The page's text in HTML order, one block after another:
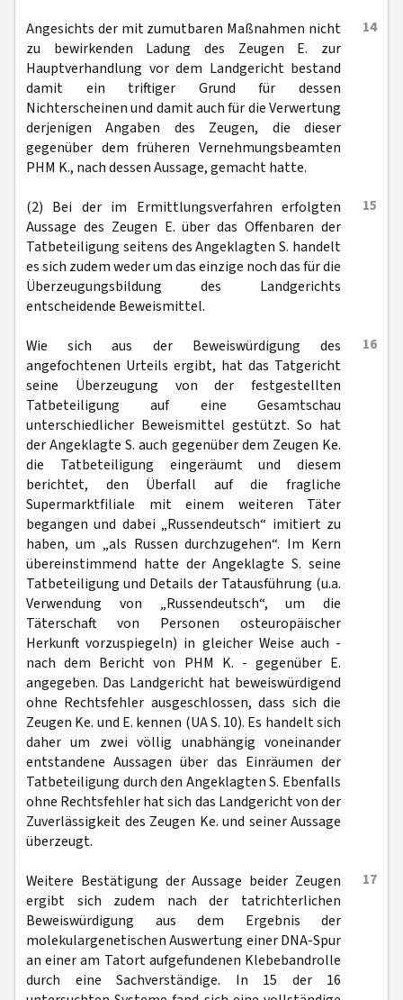
14
Angesichts der mit zumutbaren Maßnahmen nicht
zu bewirkenden Ladung des Zeugen E. zur
Hauptverhandlung vor dem Landgericht bestand
damit ein triftiger Grund für dessen
Nichterscheinen und damit auch für die Verwertung
derjenigen Angaben des Zeugen, die dieser
gegenüber dem früheren Vernehmungsbeamten
PHM K., nach dessen Aussage, gemacht hatte.
15
(2) Bei der im Ermittlungsverfahren erfolgten
Aussage des Zeugen E. über das Offenbaren der
Tatbeteiligung seitens des Angeklagten S. handelt
es sich zudem weder um das einzige noch das für die
Überzeugungsbildung des Landgerichts
entscheidende Beweismittel.
16
Wie sich aus der Beweiswürdigung des
angefochtenen Urteils ergibt, hat das Tatgericht
seine Überzeugung von der festgestellten
Tatbeteiligung auf eine Gesamtschau
unterschiedlicher Beweismittel gestützt. So hat
der Angeklagte S. auch gegenüber dem Zeugen Ke.
die Tatbeteiligung eingeräumt und diesem
berichtet, den Überfall auf die fragliche
Supermarktfiliale mit einem weiteren Täter
begangen und dabei „Russendeutsch“ imitiert zu
haben, um „als Russen durchzugehen“. Im Kern
übereinstimmend hatte der Angeklagte S. seine
Tatbeteiligung und Details der Tatausführung (u.a.
Verwendung von „Russendeutsch“, um die
Täterschaft von Personen osteuropäischer
Herkunft vorzuspiegeln) in gleicher Weise auch -
nach dem Bericht von PHM K. - gegenüber E.
angegeben. Das Landgericht hat beweiswürdigend
ohne Rechtsfehler ausgeschlossen, dass sich die
Zeugen Ke. und E. kennen (UA S. 10). Es handelt sich
daher um zwei völlig unabhängig voneinander
entstandene Aussagen über das Einräumen der
Tatbeteiligung durch den Angeklagten S. Ebenfalls
ohne Rechtsfehler hat sich das Landgericht von der
Zuverlässigkeit des Zeugen Ke. und seiner Aussage
überzeugt.
17
Weitere Bestätigung der Aussage beider Zeugen
ergibt sich zudem nach der tatrichterlichen
Beweiswürdigung aus dem Ergebnis der
molekulargenetischen Auswertung einer DNA-Spur
an einer am Tatort aufgefundenen Klebebandrolle
durch eine Sachverständige. In 15 der 16